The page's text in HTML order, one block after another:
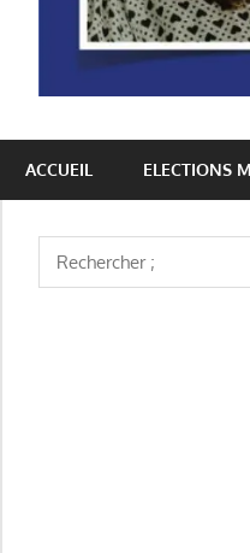
Auriol
Ensemble
ACCUEIL ELECTIONS